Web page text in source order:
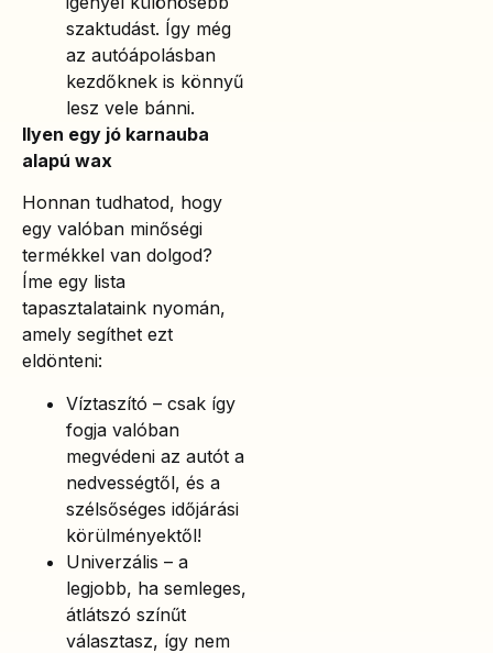
szaktudást. Így még
az autóápolásban
kezdőknek is könnyű
lesz vele bánni.
Ilyen egy jó karnauba
alapú wax
Honnan tudhatod, hogy
egy valóban minőségi
termékkel van dolgod?
Íme egy lista
tapasztalataink nyomán,
amely segíthet ezt
eldönteni:
Víztaszító – csak így
fogja valóban
megvédeni az autót a
nedvességtől, és a
szélsőséges időjárási
körülményektől!
Univerzális – a
legjobb, ha semleges,
átlátszó színűt
választasz, így nem